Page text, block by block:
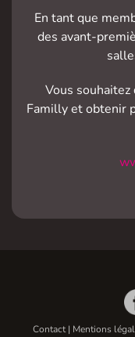
En tant que
des avant-
Vous
Familly et obtenir
Contact| Mentions